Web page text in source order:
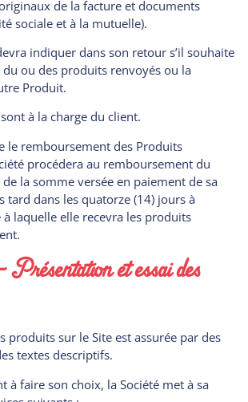
de la facture et documents
sociale et à la mutuelle).
indiquer dans son retour s’il souhaite
ou des produits renvoyés ou la
Produit.
à la charge du client.
le remboursement des Produits
procédera au remboursement du
la somme versée en paiement de sa
tard dans les quatorze (14) jours à
laquelle elle recevra les produits
et essai des
produits sur le Site est assurée par des
textes descriptifs.
à faire son choix, la Société met à sa